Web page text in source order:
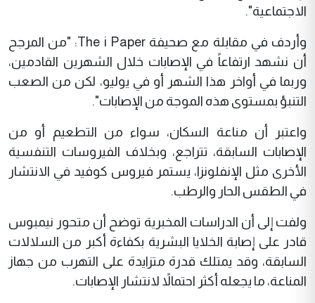
الاجتماعية".
وأردف في مقابلة مع صحيفة The i Paper: "من المرجح
أن نشهد ارتفاعاً في الإصابات خلال الشهرين القادمين،
وربما في أواخر هذا الشهر أو في يوليو، لكن من الصعب
التنبؤ بمستوى هذه الموجة من الإصابات".
واعتبر أن مناعة السكان، سواء من التطعيم أو من
الإصابات السابقة، تتراجع، وبخلاف الفيروسات التنفسية
الأخرى مثل الإنفلونزا، يستمر فيروس كوفيد في الانتشار
في الطقس الحار والرطب.
ولفت إلى أن الدراسات المخبرية توضح أن متحور نيمبوس
قادر على إصابة الخلايا البشرية بكفاءة أكبر من السلالات
السابقة، وقد يمتلك قدرة متزايدة على التهرب من جهاز
المناعة، ما يجعله أكثر احتمالاً لانتشار الإصابات.